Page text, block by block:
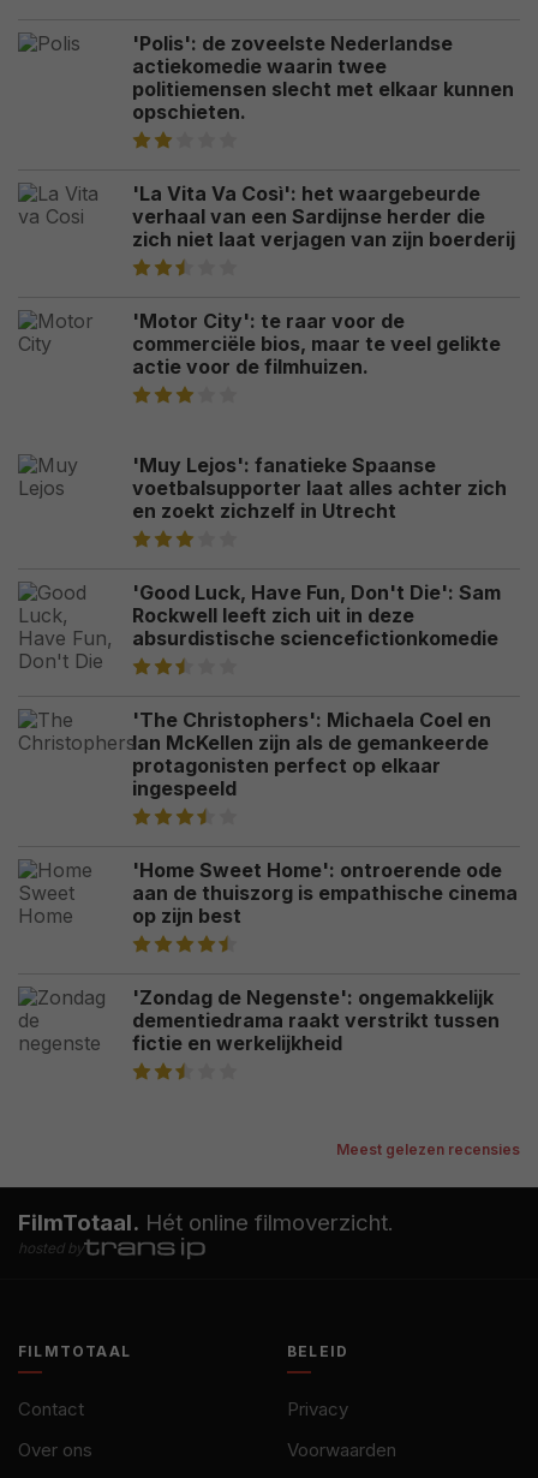
'Polis': de zoveelste Nederlandse
actiekomedie waarin twee
politiemensen slecht met elkaar kunnen
opschieten.
'La Vita Va Così': het waargebeurde
verhaal van een Sardijnse herder die
zich niet laat verjagen van zijn boerderij
'Motor City': te raar voor de
commerciële bios, maar te veel gelikte
actie voor de filmhuizen.
'Muy Lejos': fanatieke Spaanse
voetbalsupporter laat alles achter zich
en zoekt zichzelf in Utrecht
'Good Luck, Have Fun, Don't Die': Sam
Rockwell leeft zich uit in deze
absurdistische sciencefictionkomedie
'The Christophers': Michaela Coel en
Ian McKellen zijn als de gemankeerde
protagonisten perfect op elkaar
ingespeeld
'Home Sweet Home': ontroerende ode
aan de thuiszorg is empathische cinema
op zijn best
'Zondag de Negenste': ongemakkelijk
dementiedrama raakt verstrikt tussen
fictie en werkelijkheid
Meest gelezen recensies
FilmTotaal. Hét online filmoverzicht.
hosted by
FILMTOTAAL
Contact
Over ons
BELEID
Privacy
Voorwaarden